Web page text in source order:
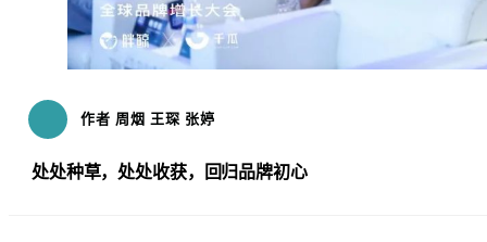
作者 周烟 王琛 张婷
处处种草，处处收获，回归品牌初心